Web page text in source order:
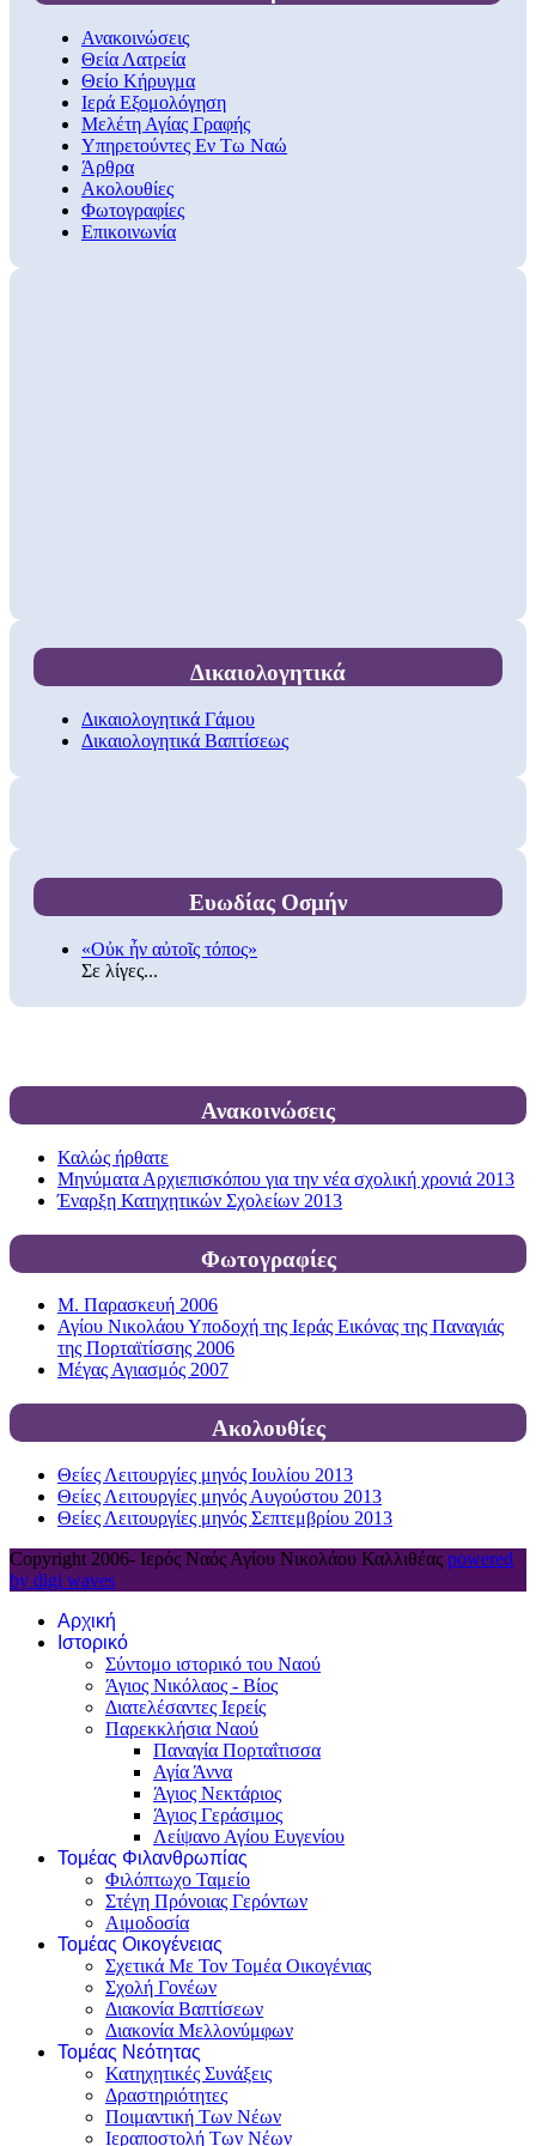
Ανακοινώσεις
Θεία Λατρεία
Θείο Κήρυγμα
Ιερά Εξομολόγηση
Μελέτη Αγίας Γραφής
Υπηρετούντες Εν Τω Ναώ
Άρθρα
Ακολουθίες
Φωτογραφίες
Επικοινωνία
Δικαιολογητικά
Δικαιολογητικά Γάμου
Δικαιολογητικά Βαπτίσεως
Ευωδίας Οσμήν
«Οὐκ ἦν αὐτοῖς τόπος»
Σε λίγες...
Ανακοινώσεις
Καλώς ήρθατε
Μηνύματα Αρχιεπισκόπου για την νέα σχολική χρονιά 2013
Έναρξη Κατηχητικών Σχολείων 2013
Φωτογραφίες
Μ. Παρασκευή 2006
Αγίου Νικολάου Υποδοχή της Ιεράς Εικόνας της Παναγιάς
της Πορταϊτίσσης 2006
Μέγας Αγιασμός 2007
Ακολουθίες
Θείες Λειτουργίες μηνός Ιουλίου 2013
Θείες Λειτουργίες μηνός Αυγούστου 2013
Θείες Λειτουργίες μηνός Σεπτεμβρίου 2013
Copyright 2006- Ιερός Ναός Αγίου Νικολάου Καλλιθέας powered
by digi waves
Αρχική
Ιστορικό
Σύντομο ιστορικό του Ναού
Άγιος Νικόλαος - Βίος
Διατελέσαντες Ιερείς
Παρεκκλήσια Ναού
Παναγία Πορταΐτισσα
Αγία Άννα
Άγιος Νεκτάριος
Άγιος Γεράσιμος
Λείψανο Αγίου Ευγενίου
Τομέας Φιλανθρωπίας
Φιλόπτωχο Ταμείο
Στέγη Πρόνοιας Γερόντων
Αιμοδοσία
Τομέας Οικογένειας
Σχετικά Με Τον Τομέα Οικογένιας
Σχολή Γονέων
Διακονία Βαπτίσεων
Διακονία Μελλονύμφων
Τομέας Νεότητας
Κατηχητικές Συνάξεις
Δραστηριότητες
Ποιμαντική Των Νέων
Ιεραποστολή Των Νέων